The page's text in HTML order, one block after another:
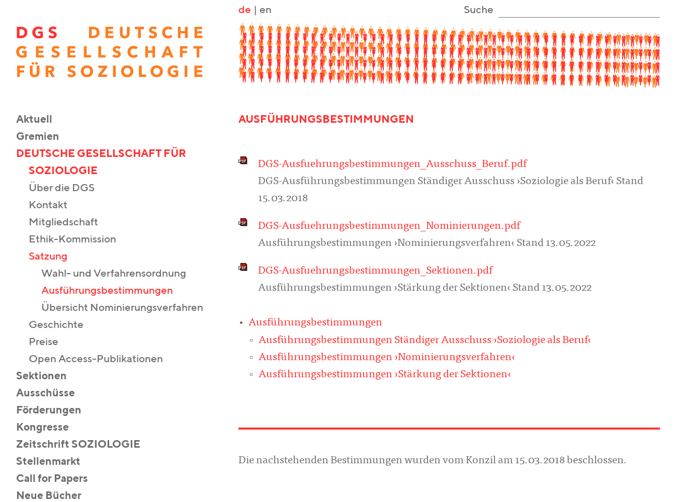
de en Suche
Aktuell
Gremien
DEUTSCHE GESELLSCHAFT FÜR
SOZIOLOGIE
Über die DGS
Kontakt
Mitgliedschaft
Ethik-Kommission
Satzung
Wahl- und Verfahrensordnung
Ausführungsbestimmungen
Übersicht Nominierungsverfahren
Geschichte
Preise
Open Access-Publikationen
Sektionen
Ausschüsse
Förderungen
Kongresse
Zeitschrift SOZIOLOGIE
Stellenmarkt
Call for Papers
Neue Bücher
AUSFÜHRUNGSBESTIMMUNGEN
DGS-Ausfuehrungsbestimmungen_Ausschuss_Beruf.pdf
DGS-Ausführungsbestimmungen Ständiger Ausschuss ›Soziologie als Beruf‹ Stand
15.03.2018
DGS-Ausfuehrungsbestimmungen_Nominierungen.pdf
Ausführungsbestimmungen ›Nominierungsverfahren‹ Stand 13.05.2022
DGS-Ausfuehrungsbestimmungen_Sektionen.pdf
Ausführungsbestimmungen ›Stärkung der Sektionen‹ Stand 13.05.2022
Ausführungsbestimmungen
Ausführungsbestimmungen Ständiger Ausschuss ›Soziologie als Beruf‹
Ausführungsbestimmungen ›Nominierungsverfahren‹
Ausführungsbestimmungen ›Stärkung der Sektionen‹
Die nachstehenden Bestimmungen wurden vom Konzil am 15.03.2018 beschlossen.